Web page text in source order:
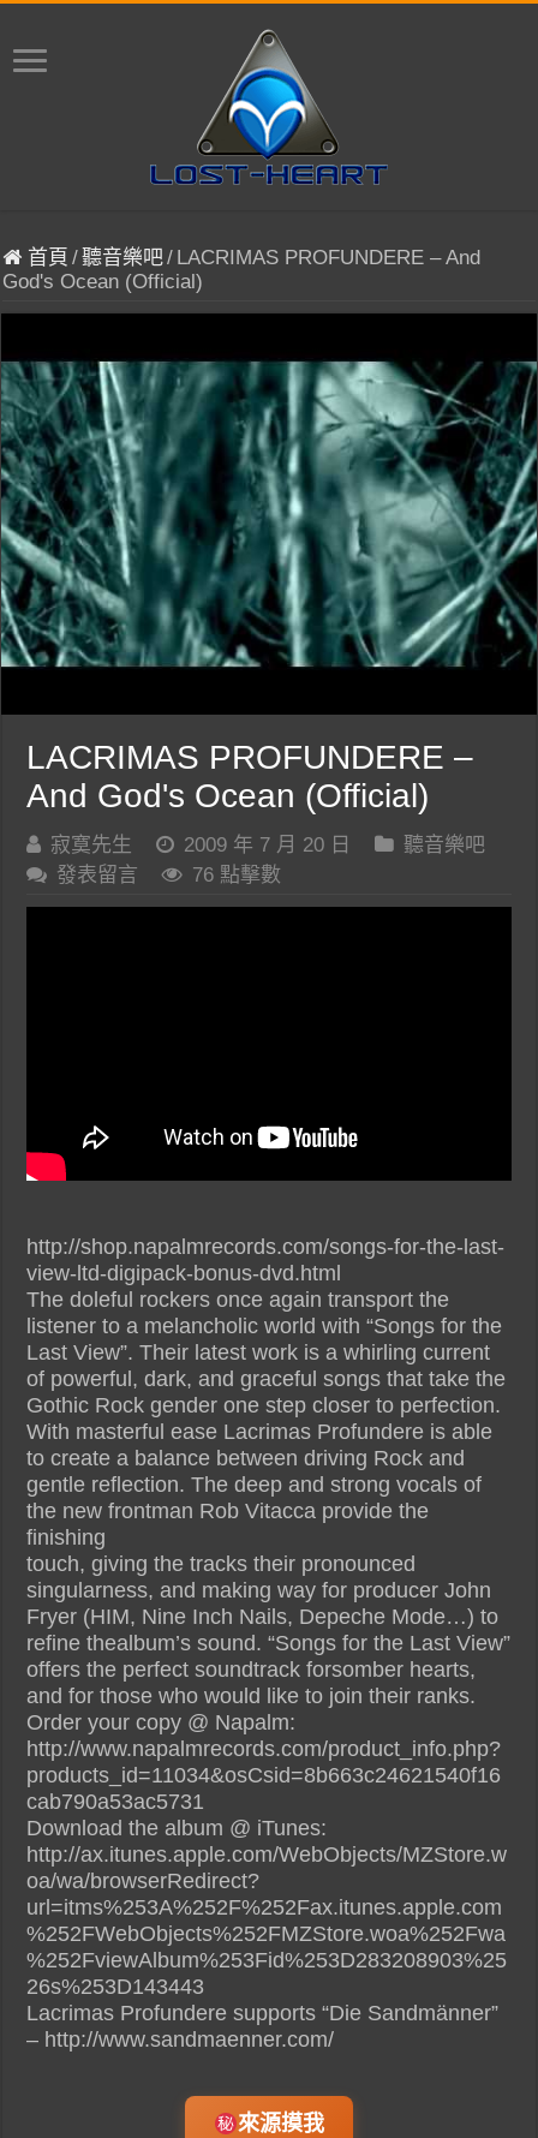
首頁 /聽音樂吧/ LACRIMAS PROFUNDERE – And
God's Ocean (Official)
LACRIMAS PROFUNDERE –
And God's Ocean (Official)
寂寞先生 2009 年 7 月 20 日
聽音樂吧
發表留言
76 點擊數
http://shop.napalmrecords.com/songs-for-the-last-
view-ltd-digipack-bonus-dvd.html
The doleful rockers once again transport the
listener to a melancholic world with “Songs for the
Last View”. Their latest work is a whirling current
of powerful, dark, and graceful songs that take the
Gothic Rock gender one step closer to perfection.
With masterful ease Lacrimas Profundere is able
to create a balance between driving Rock and
gentle reflection. The deep and strong vocals of
the new frontman Rob Vitacca provide the
finishing
touch, giving the tracks their pronounced
singularness, and making way for producer John
Fryer (HIM, Nine Inch Nails, Depeche Mode…) to
refine thealbum’s sound. “Songs for the Last View”
offers the perfect soundtrack forsomber hearts,
and for those who would like to join their ranks.
Order your copy @ Napalm:
http://www.napalmrecords.com/product_info.php?
products_id=11034&osCsid=8b663c24621540f16
cab790a53ac5731
Download the album @ iTunes:
http://ax.itunes.apple.com/WebObjects/MZStore.w
oa/wa/browserRedirect?
url=itms%253A%252F%252Fax.itunes.apple.com
%252FWebObjects%252FMZStore.woa%252Fwa
%252FviewAlbum%253Fid%253D283208903%25
26s%253D143443
Lacrimas Profundere supports “Die Sandmänner”
– http://www.sandmaenner.com/
來源摸我